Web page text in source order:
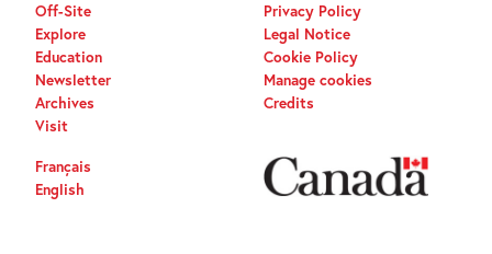
Off-Site
Explore
Education
Newsletter
Archives
Visit
Privacy Policy
Legal Notice
Cookie Policy
Manage cookies
Credits
Français
English